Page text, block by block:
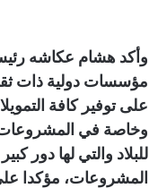
وأكد هشام عكاشه
مؤسسات دولية ذات ثقل
على توفير كافة
وخاصة في المشروعات
للبلاد والتي لها دور
المشروعات، مؤكدا